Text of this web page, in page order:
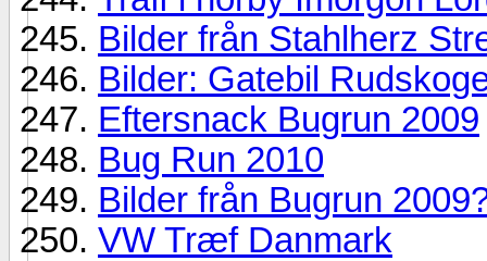
Bilder från Stahlherz
Bilder: Gatebil
Eftersnack Bugrun 2009
Bug Run 2010
Bilder från Bugrun
VW Træf Danmark